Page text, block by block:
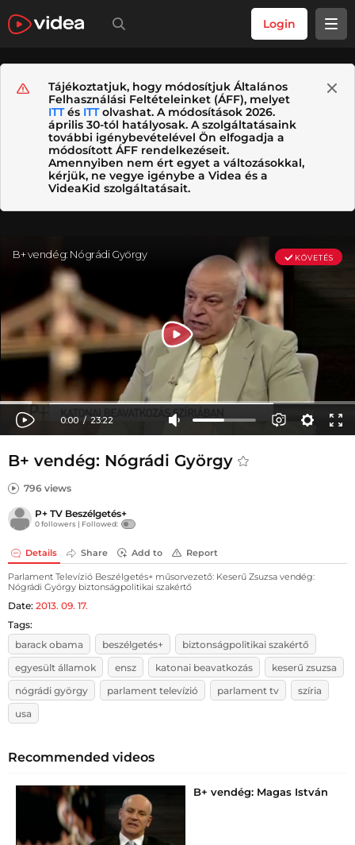
Login
Tájékoztatjuk, hogy módosítjuk Általános
Felhasználási Feltételeinket (ÁFF), melyet
ITTés ITTolvashat. A módosítások 2026.
április 30-tól hatályosak. A szolgáltatásaink
további igénybevételével Ön elfogadja a
módosított ÁFF rendelkezéseit.
Amennyiben nem ért egyet a változásokkal,
kérjük, ne vegye igénybe a Videa és a
VideaKid szolgáltatásait.
B+ vendég: Nógrádi György
796 views
P+ TV Beszélgetés+
0 followers | Followed:
Details Share Add to Report
Parlament Televízió Beszélgetés+ műsorvezető: Keserű Zsuzsa vendég:
Nógrádi György biztonságpolitikai szakértő
Date: 2013. 09. 17.
Tags:
barack obama
beszélgetés+
biztonságpolitikai szakértő
egyesült államok
ensz katonai beavatkozás
keserű zsuzsa
nógrádi györgy
parlament televízió parlament tv
szíria
usa
Recommended videos
B+ vendég: Magas István